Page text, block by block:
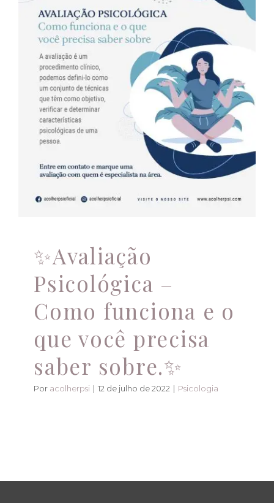
✨Avaliação
Psicológica – Como
funciona e o que você
precisa saber sobre.✨
Psicologia
✨Avaliação
Psicológica –
Como funciona e o
que você precisa
saber sobre.✨
Por acolherpsi | 12 de julho de 2022 | Psicologia